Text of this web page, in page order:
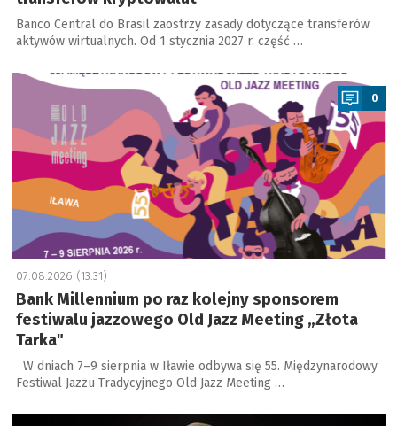
Banco Central do Brasil zaostrzy zasady dotyczące transferów
aktywów wirtualnych. Od 1 stycznia 2027 r. część …
a
0
07.08.2026 (13:31)
Bank Millennium po raz kolejny sponsorem
festiwalu jazzowego Old Jazz Meeting „Złota
Tarka"
W dniach 7–9 sierpnia w Iławie odbywa się 55. Międzynarodowy
Festiwal Jazzu Tradycyjnego Old Jazz Meeting …
a